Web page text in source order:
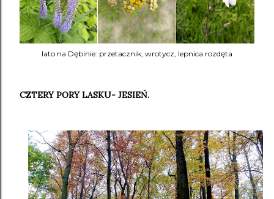
lato na Dębinie: przetacznik, wrotycz, lepnica rozdęta
CZTERY PORY LASKU- JESIEŃ.